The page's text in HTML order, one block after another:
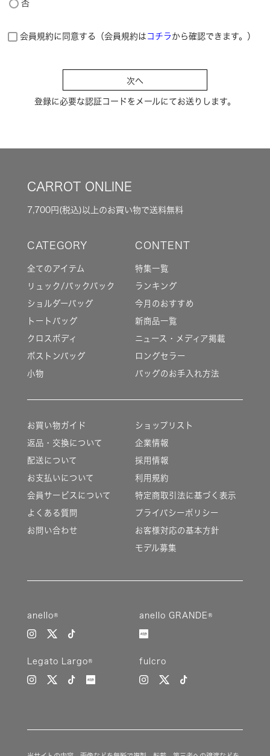
)
否
会員規約に同意する（会員規約は コチラ から確認できます。）
次へ
登録に必要な認証コードをメールにてお送りします。
CARROT ONLINE
7,700円(税込)以上のお買い物で送料無料
全てのアイテム
リュック/バックパック
ショルダーバッグ
トートバッグ
クロスボディ
ボストンバッグ
小物
特集一覧
ランキング
今月のおすすめ
新商品一覧
ニュース・メディア掲載
ロングセラー
バッグのお手入れ方法
お買い物ガイド
返品・交換について
配送について
お支払いについて
会員サービスについて
よくある質問
お問い合わせ
ショップリスト
企業情報
採用情報
利用規約
特定商取引法に基づく表示
プライバシーポリシー
お客様対応の基本方針
モデル募集
anello® anello GRANDE®
Legato Largo® fulcro